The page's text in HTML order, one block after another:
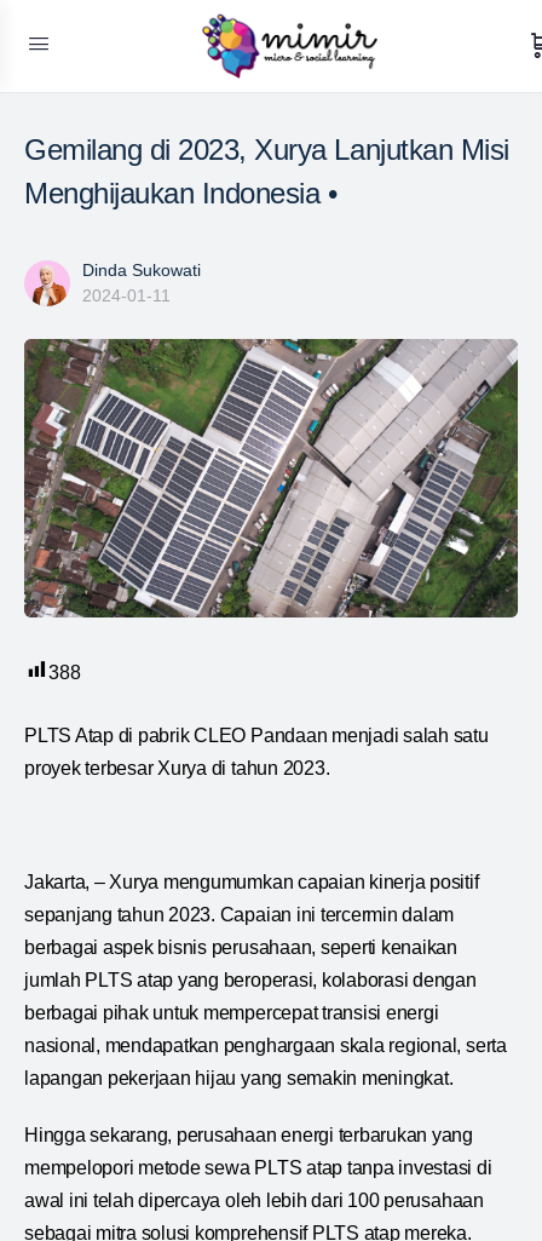
Gemilang di 2023, Xurya Lanjutkan Misi
Menghijaukan Indonesia •
Dinda Sukowati
2024-01-11
388
PLTS Atap di pabrik CLEO Pandaan menjadi salah satu
proyek terbesar Xurya di tahun 2023.
Jakarta, – Xurya mengumumkan capaian kinerja positif
sepanjang tahun 2023. Capaian ini tercermin dalam
berbagai aspek bisnis perusahaan, seperti kenaikan
jumlah PLTS atap yang beroperasi, kolaborasi dengan
berbagai pihak untuk mempercepat transisi energi
nasional, mendapatkan penghargaan skala regional, serta
lapangan pekerjaan hijau yang semakin meningkat.
Hingga sekarang, perusahaan energi terbarukan yang
mempelopori metode sewa PLTS atap tanpa investasi di
awal ini telah dipercaya oleh lebih dari 100 perusahaan
sebagai mitra solusi komprehensif PLTS atap mereka.